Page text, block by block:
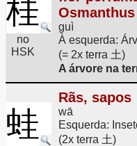
桂
no
HSK
Osmanthus
guì
À esquerda:
(= 2x terra 土)
A árvore na
蛙
Rãs, sapos
wā
Esquerda:
(2x terra 土)